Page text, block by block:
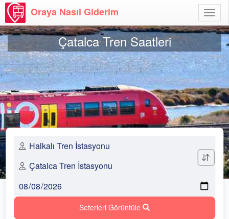
Aç
Oraya Nasıl Giderim
Çatalca Tren Saatleri
Seferleri Görüntüle